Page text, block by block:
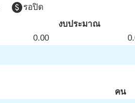
paidรอปิด
งบประมาณ
0.00
คน